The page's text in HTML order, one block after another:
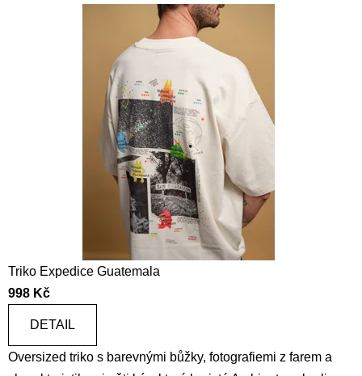
Triko Expedice Guatemala
998 Kč
DETAIL
Oversized triko s barevnými bůžky, fotografiemi z farem a